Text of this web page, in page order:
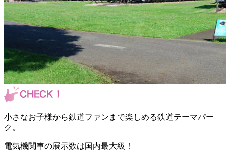
小さなお子様から鉄道ファンまで楽しめる鉄道テーマパー
ク。
電気機関車の展示数は国内最大級！